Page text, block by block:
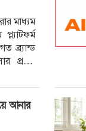
মাধ্যম
ব্র্যান্ড
প্রচার
আনার